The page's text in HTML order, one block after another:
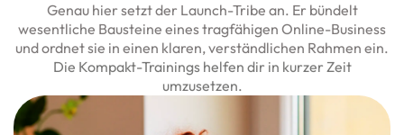
Genau hier setzt der Launch-Tribe an. Er bündelt
wesentliche Bausteine eines tragfähigen Online-Business
und ordnet sie in einen klaren, verständlichen Rahmen ein.
Die Kompakt-Trainings helfen dir in kurzer Zeit
umzusetzen.